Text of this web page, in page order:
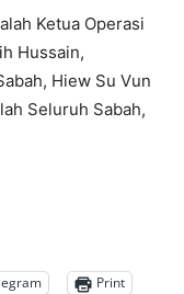
Ketua Operasi
Hussain,
Hiew Su Vun
Seluruh Sabah,
Print